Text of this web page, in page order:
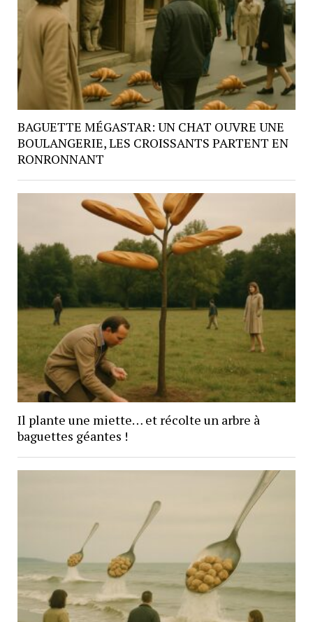
BAGUETTE MÉGASTAR: UN CHAT OUVRE UNE
BOULANGERIE, LES CROISSANTS PARTENT EN
RONRONNANT
Il plante une miette… et récolte un arbre à
baguettes géantes !